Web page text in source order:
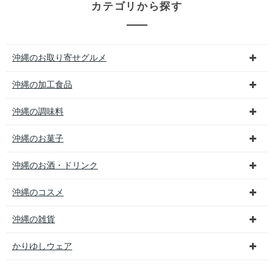
カテゴリから探す
沖縄のお取り寄せグルメ
沖縄の加工食品
沖縄の調味料
沖縄のお菓子
沖縄のお酒・ドリンク
沖縄のコスメ
沖縄の雑貨
かりゆしウェア